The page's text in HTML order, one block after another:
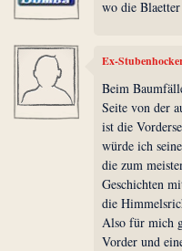
wo die
Ex-
Beim
Seite von der
ist die
würde ich
die zum
Geschichten
die
Also für mich
Vorder und